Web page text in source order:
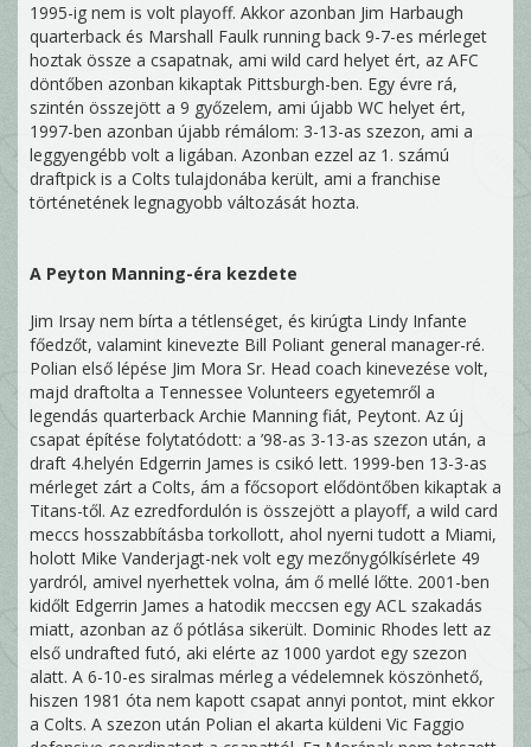
1995-ig nem is volt playoff. Akkor azonban Jim Harbaugh
quarterback és Marshall Faulk running back 9-7-es mérleget
hoztak össze a csapatnak, ami wild card helyet ért, az AFC
döntőben azonban kikaptak Pittsburgh-ben. Egy évre rá,
szintén összejött a 9 győzelem, ami újabb WC helyet ért,
1997-ben azonban újabb rémálom: 3-13-as szezon, ami a
leggyengébb volt a ligában. Azonban ezzel az 1. számú
draftpick is a Colts tulajdonába került, ami a franchise
történetének legnagyobb változását hozta.
A Peyton Manning-éra kezdete
Jim Irsay nem bírta a tétlenséget, és kirúgta Lindy Infante
főedzőt, valamint kinevezte Bill Poliant general manager-ré.
Polian első lépése Jim Mora Sr. Head coach kinevezése volt,
majd draftolta a Tennessee Volunteers egyetemről a
legendás quarterback Archie Manning fiát, Peytont. Az új
csapat építése folytatódott: a ’98-as 3-13-as szezon után, a
draft 4.helyén Edgerrin James is csikó lett. 1999-ben 13-3-as
mérleget zárt a Colts, ám a főcsoport elődöntőben kikaptak a
Titans-től. Az ezredfordulón is összejött a playoff, a wild card
meccs hosszabbításba torkollott, ahol nyerni tudott a Miami,
holott Mike Vanderjagt-nek volt egy mezőnygólkísérlete 49
yardról, amivel nyerhettek volna, ám ő mellé lőtte. 2001-ben
kidőlt Edgerrin James a hatodik meccsen egy ACL szakadás
miatt, azonban az ő pótlása sikerült. Dominic Rhodes lett az
első undrafted futó, aki elérte az 1000 yardot egy szezon
alatt. A 6-10-es siralmas mérleg a védelemnek köszönhető,
hiszen 1981 óta nem kapott csapat annyi pontot, mint ekkor
a Colts. A szezon után Polian el akarta küldeni Vic Faggio